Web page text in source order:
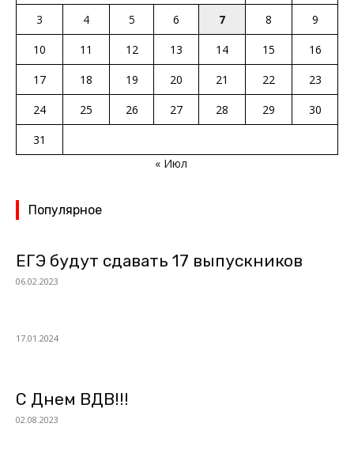
3
4 5 6 7 8
9
10
11 12 13 14 15
16
17
18 19 20 21 22
23
24
25 26 27 28 29
30
31
« Июл
Популярное
ЕГЭ будут сдавать 17 выпускников
06.02.2023
17.01.2024
С Днем ВДВ!!!
02.08.2023